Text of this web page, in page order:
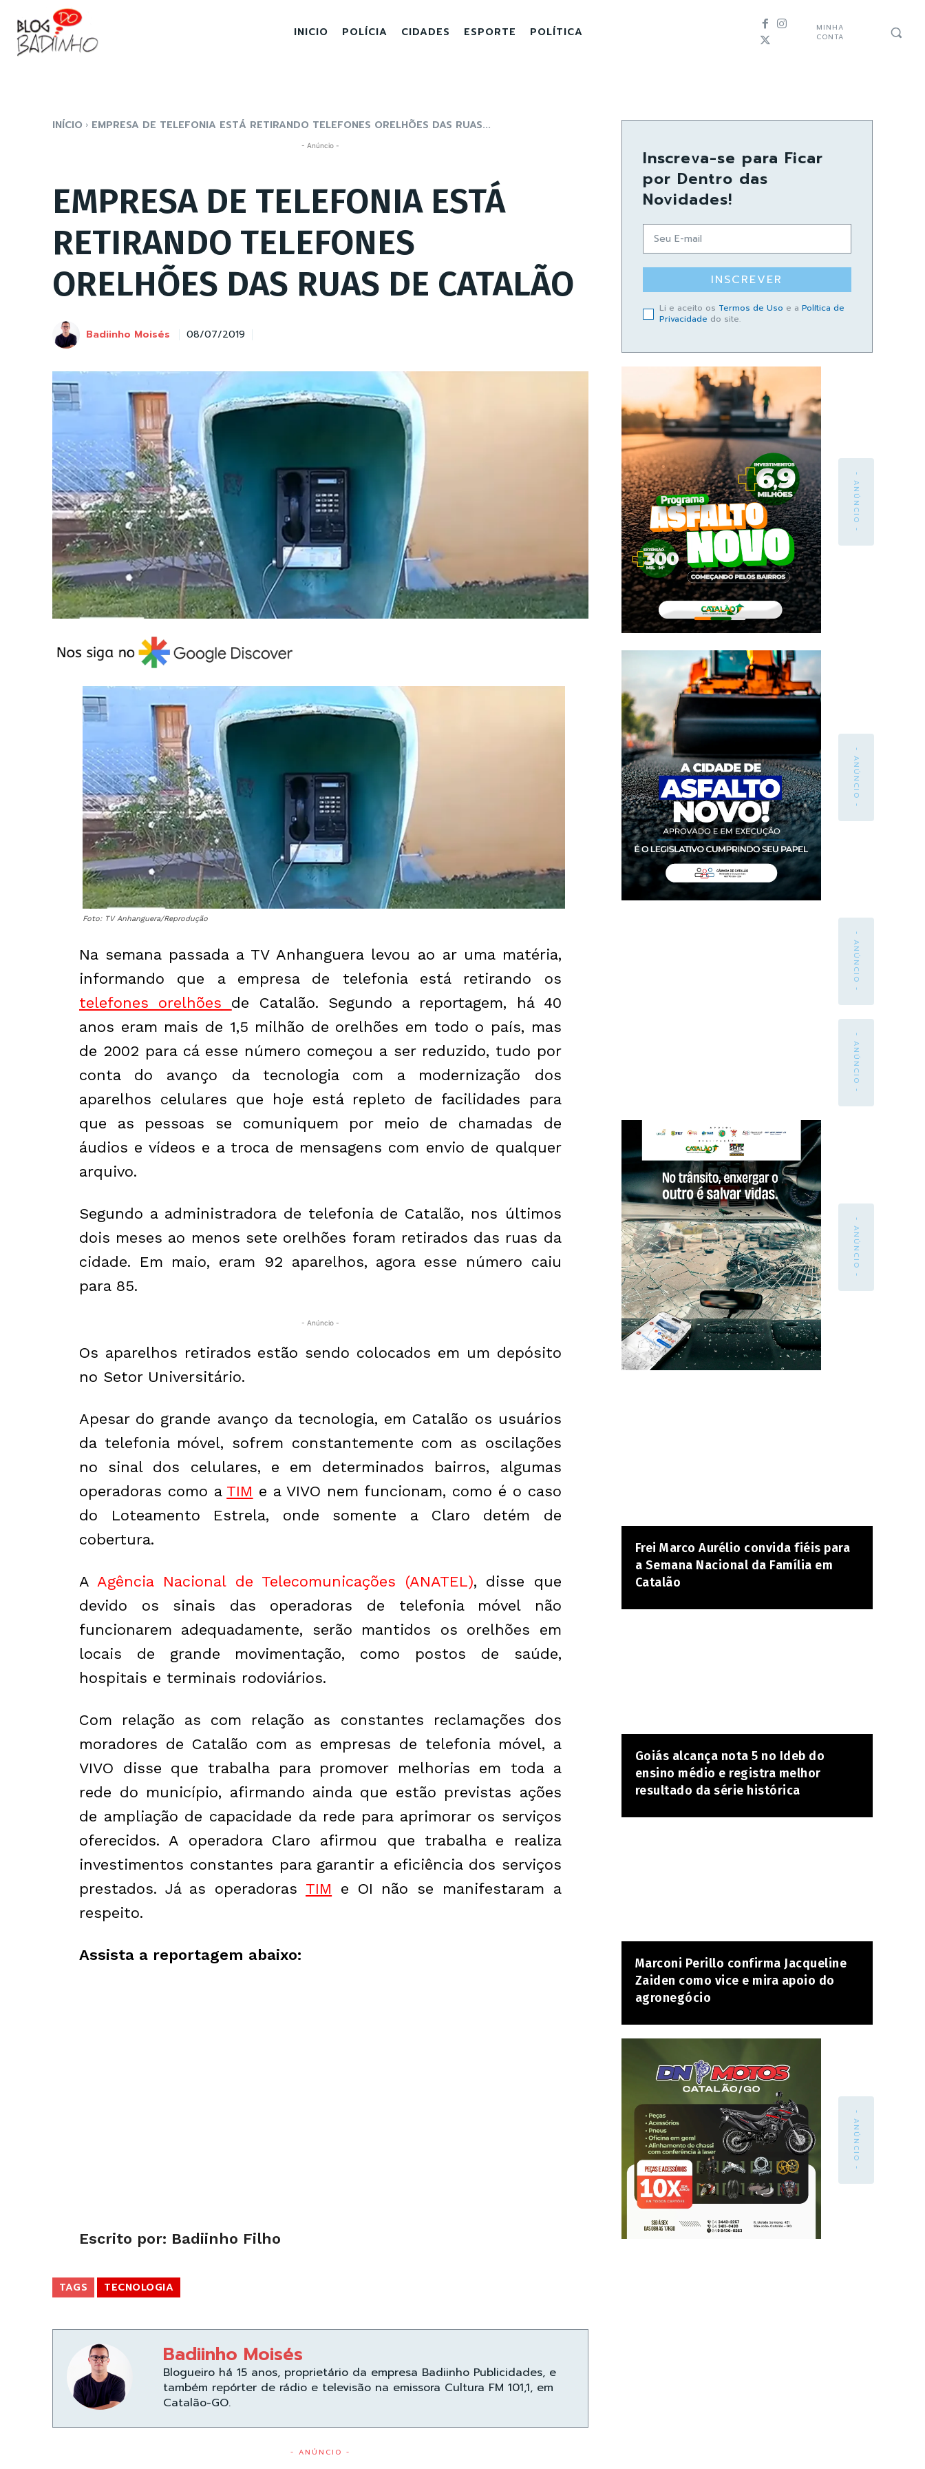
INICIO POLÍCIA CIDADES ESPORTE POLÍTICA
MINHA
CONTA
INÍCIO EMPRESA DE TELEFONIA ESTÁ RETIRANDO TELEFONES ORELHÕES DAS RUAS...
- Anúncio -
EMPRESA DE TELEFONIA ESTÁ
RETIRANDO TELEFONES
ORELHÕES DAS RUAS DE CATALÃO
Badiinho Moisés 08/07/2019
Foto: TV Anhanguera/Reprodução
Na semana passada a TV Anhanguera levou ao ar uma matéria,
informando que a empresa de telefonia está retirando os
telefones orelhões
de Catalão. Segundo a reportagem, há 40
anos eram mais de 1,5 milhão de orelhões em todo o país, mas
de 2002 para cá esse número começou a ser reduzido, tudo por
conta do avanço da tecnologia com a modernização dos
aparelhos celulares que hoje está repleto de facilidades para
que as pessoas se comuniquem por meio de chamadas de
áudios e vídeos e a troca de mensagens com envio de qualquer
arquivo.
Segundo a administradora de telefonia de Catalão, nos últimos
dois meses ao menos sete orelhões foram retirados das ruas da
cidade. Em maio, eram 92 aparelhos, agora esse número caiu
para 85.
- Anúncio -
Os aparelhos retirados estão sendo colocados em um depósito
no Setor Universitário.
Apesar do grande avanço da tecnologia, em Catalão os usuários
da telefonia móvel, sofrem constantemente com as oscilações
no sinal dos celulares, e em determinados bairros, algumas
operadoras como a TIM e a VIVO nem funcionam, como é o caso
do Loteamento Estrela, onde somente a Claro detém de
cobertura.
AAgência Nacional de Telecomunicações (ANATEL), disse que
devido os sinais das operadoras de telefonia móvel não
funcionarem adequadamente, serão mantidos os orelhões em
locais de grande movimentação, como postos de saúde,
hospitais e terminais rodoviários.
Com relação as com relação as constantes reclamações dos
moradores de Catalão com as empresas de telefonia móvel, a
VIVO disse que trabalha para promover melhorias em toda a
rede do município, afirmando ainda que estão previstas ações
de ampliação de capacidade da rede para aprimorar os serviços
oferecidos. A operadora Claro afirmou que trabalha e realiza
investimentos constantes para garantir a eficiência dos serviços
prestados. Já as operadoras TIM e OI não se manifestaram a
respeito.
Assista a reportagem abaixo:
Escrito por: Badiinho Filho
TAGS TECNOLOGIA
Badiinho Moisés
Blogueiro há 15 anos, proprietário da empresa Badiinho Publicidades, e
também repórter de rádio e televisão na emissora Cultura FM 101,1, em
Catalão-GO.
- ANÚNCIO -
Inscreva-se para Ficar
por Dentro das
Novidades!
INSCREVER
Li e aceito os Termos de Uso e a Política de
Privacidade do site.
- ANÚNCIO -
- ANÚNCIO -
- ANÚNCIO -
- ANÚNCIO -
- ANÚNCIO -
Frei Marco Aurélio convida fiéis para
a Semana Nacional da Família em
Catalão
Goiás alcança nota 5 no Ideb do
ensino médio e registra melhor
resultado da série histórica
Marconi Perillo confirma Jacqueline
Zaiden como vice e mira apoio do
agronegócio
- ANÚNCIO -